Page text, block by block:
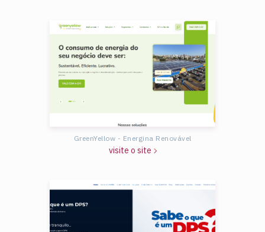
GreenYellow - Energina Renovável
visite o site